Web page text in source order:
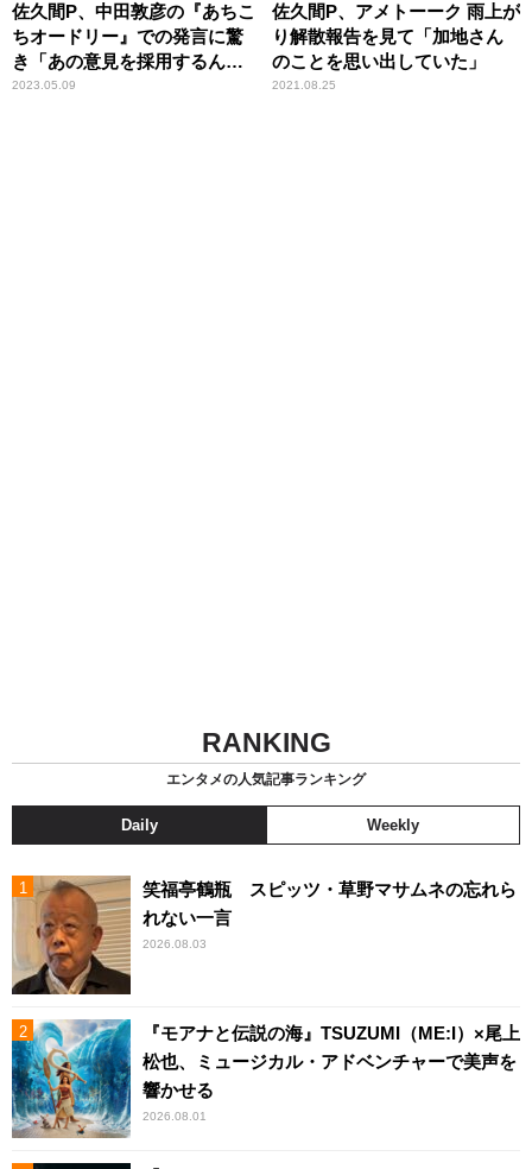
佐久間P、中田敦彦の『あちこ
ちオードリー』での発言に驚
き「あの意見を採用するん
だ」
2023.05.09
佐久間P、アメトーーク 雨上が
り解散報告を見て「加地さん
のことを思い出していた」
2021.08.25
RANKING
エンタメの人気記事ランキング
Daily Weekly
笑福亭鶴瓶 スピッツ・草野マサムネの忘れら
れない一言
2026.08.03
『モアナと伝説の海』TSUZUMI（ME:I）×尾上
松也、ミュージカル・アドベンチャーで美声を
響かせる
2026.08.01